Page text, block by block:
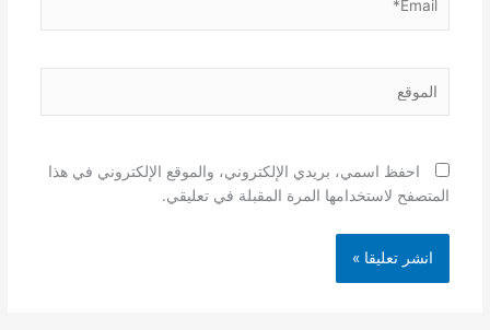
احفظ اسمي، بريدي الإلكتروني، والموقع الإلكتروني في هذا
المتصفح لاستخدامها المرة المقبلة في تعليقي.